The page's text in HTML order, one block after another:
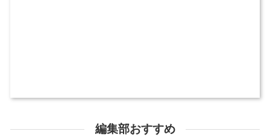
編集部おすすめ